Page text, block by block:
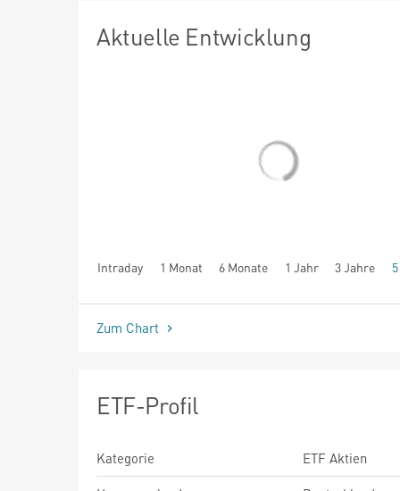
Aktuelle Entwicklung
Intraday 1 Monat 6 Monate 1 Jahr 3 Jahre
seit Beginn
Zum Chart
ETF-Profil
Kategorie
ETF Aktien